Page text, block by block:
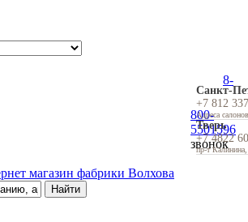
Санкт-
+7 812
Адреса
Тверь
+7 4822
пр-т
8-
800-
5501596
звонок